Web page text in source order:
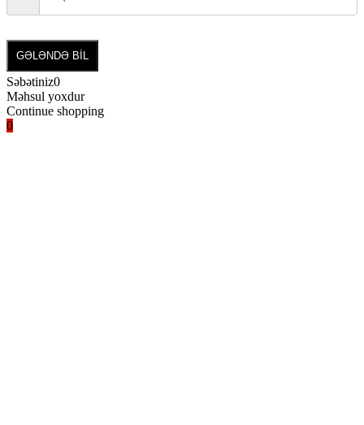
GƏLƏNDƏ BİL
Səbətiniz0
Məhsul yoxdur
Continue shopping
0